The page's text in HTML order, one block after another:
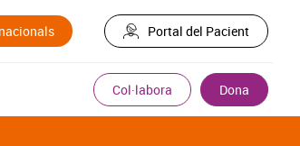
Portal del Pacient
Col·labora Dona